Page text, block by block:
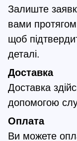
Залиште
вами
щоб
деталі.
Доставка
Доставка
допомогою
Оплата
Ви можете